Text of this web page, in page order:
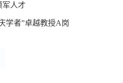
军人才
学者”卓越教授A岗